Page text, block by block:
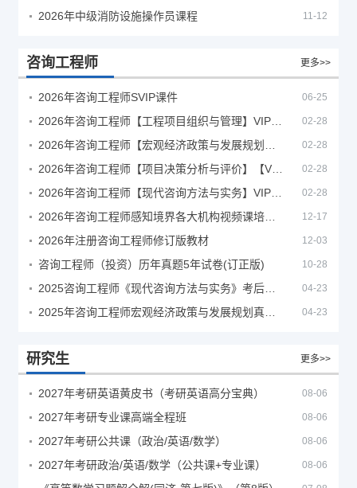
2026年中级消防设施操作员课程 11-12
咨询工程师 更多>>
2026年咨询工程师SVIP课件 06-25
02-28
02-28
02-28
02-28
12-17
2026年注册咨询工程师修订版教材 12-03
咨询工程师（投资）历年真题5年试卷(订正版) 10-28
04-23
04-23
研究生 更多>>
2027年考研英语黄皮书（考研英语高分宝典） 08-06
2027年考研专业课高端全程班 08-06
2027年考研公共课（政治/英语/数学） 08-06
2027年考研政治/英语/数学（公共课+专业课） 08-06